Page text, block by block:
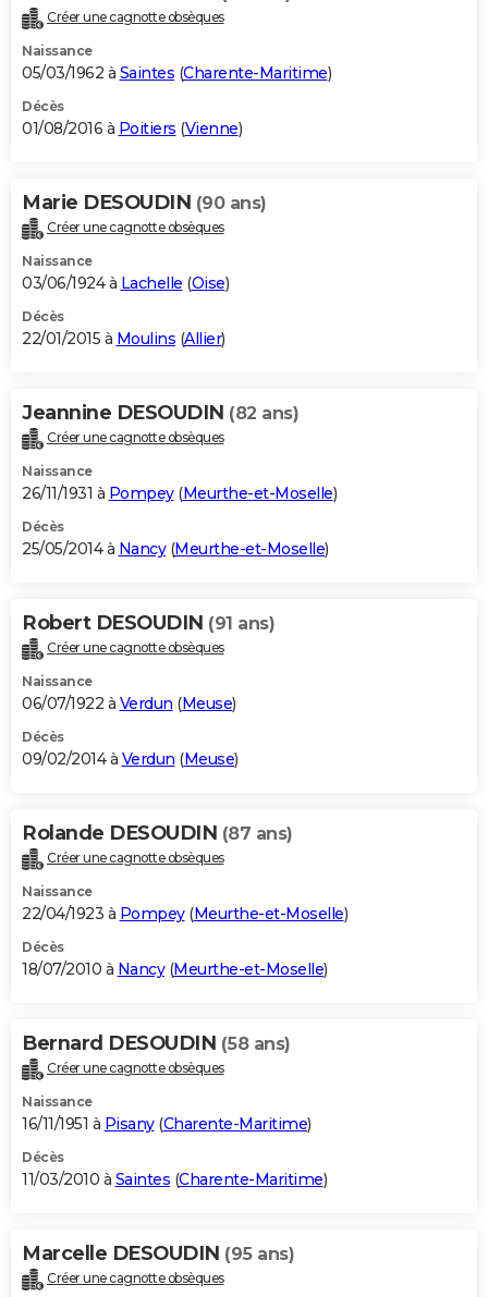
Créer une cagnotte obsèques
Naissance
05/03/1962 à Saintes (Charente-Maritime)
Décès
01/08/2016 à Poitiers (Vienne)
Marie DESOUDIN (90 ans)
Créer une cagnotte obsèques
Naissance
03/06/1924 à Lachelle (Oise)
Décès
22/01/2015 à Moulins (Allier)
Jeannine DESOUDIN (82 ans)
Créer une cagnotte obsèques
Naissance
26/11/1931 à Pompey(Meurthe-et-Moselle)
Décès
25/05/2014 à Nancy(Meurthe-et-Moselle)
Robert DESOUDIN (91 ans)
Créer une cagnotte obsèques
Naissance
06/07/1922 à Verdun (Meuse)
Décès
09/02/2014 à Verdun (Meuse)
Rolande DESOUDIN (87 ans)
Créer une cagnotte obsèques
Naissance
22/04/1923 à Pompey(Meurthe-et-Moselle)
Décès
18/07/2010 à Nancy(Meurthe-et-Moselle)
Bernard DESOUDIN (58 ans)
Créer une cagnotte obsèques
Naissance
16/11/1951 à Pisany(Charente-Maritime)
Décès
11/03/2010 à Saintes (Charente-Maritime)
Marcelle DESOUDIN (95 ans)
Créer une cagnotte obsèques